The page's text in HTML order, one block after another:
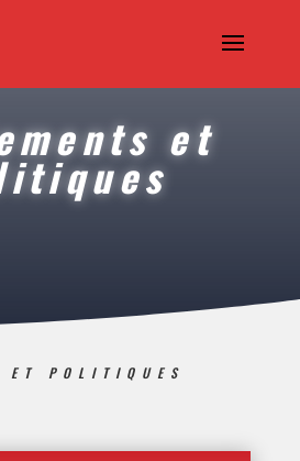
et
ET POLITIQUES